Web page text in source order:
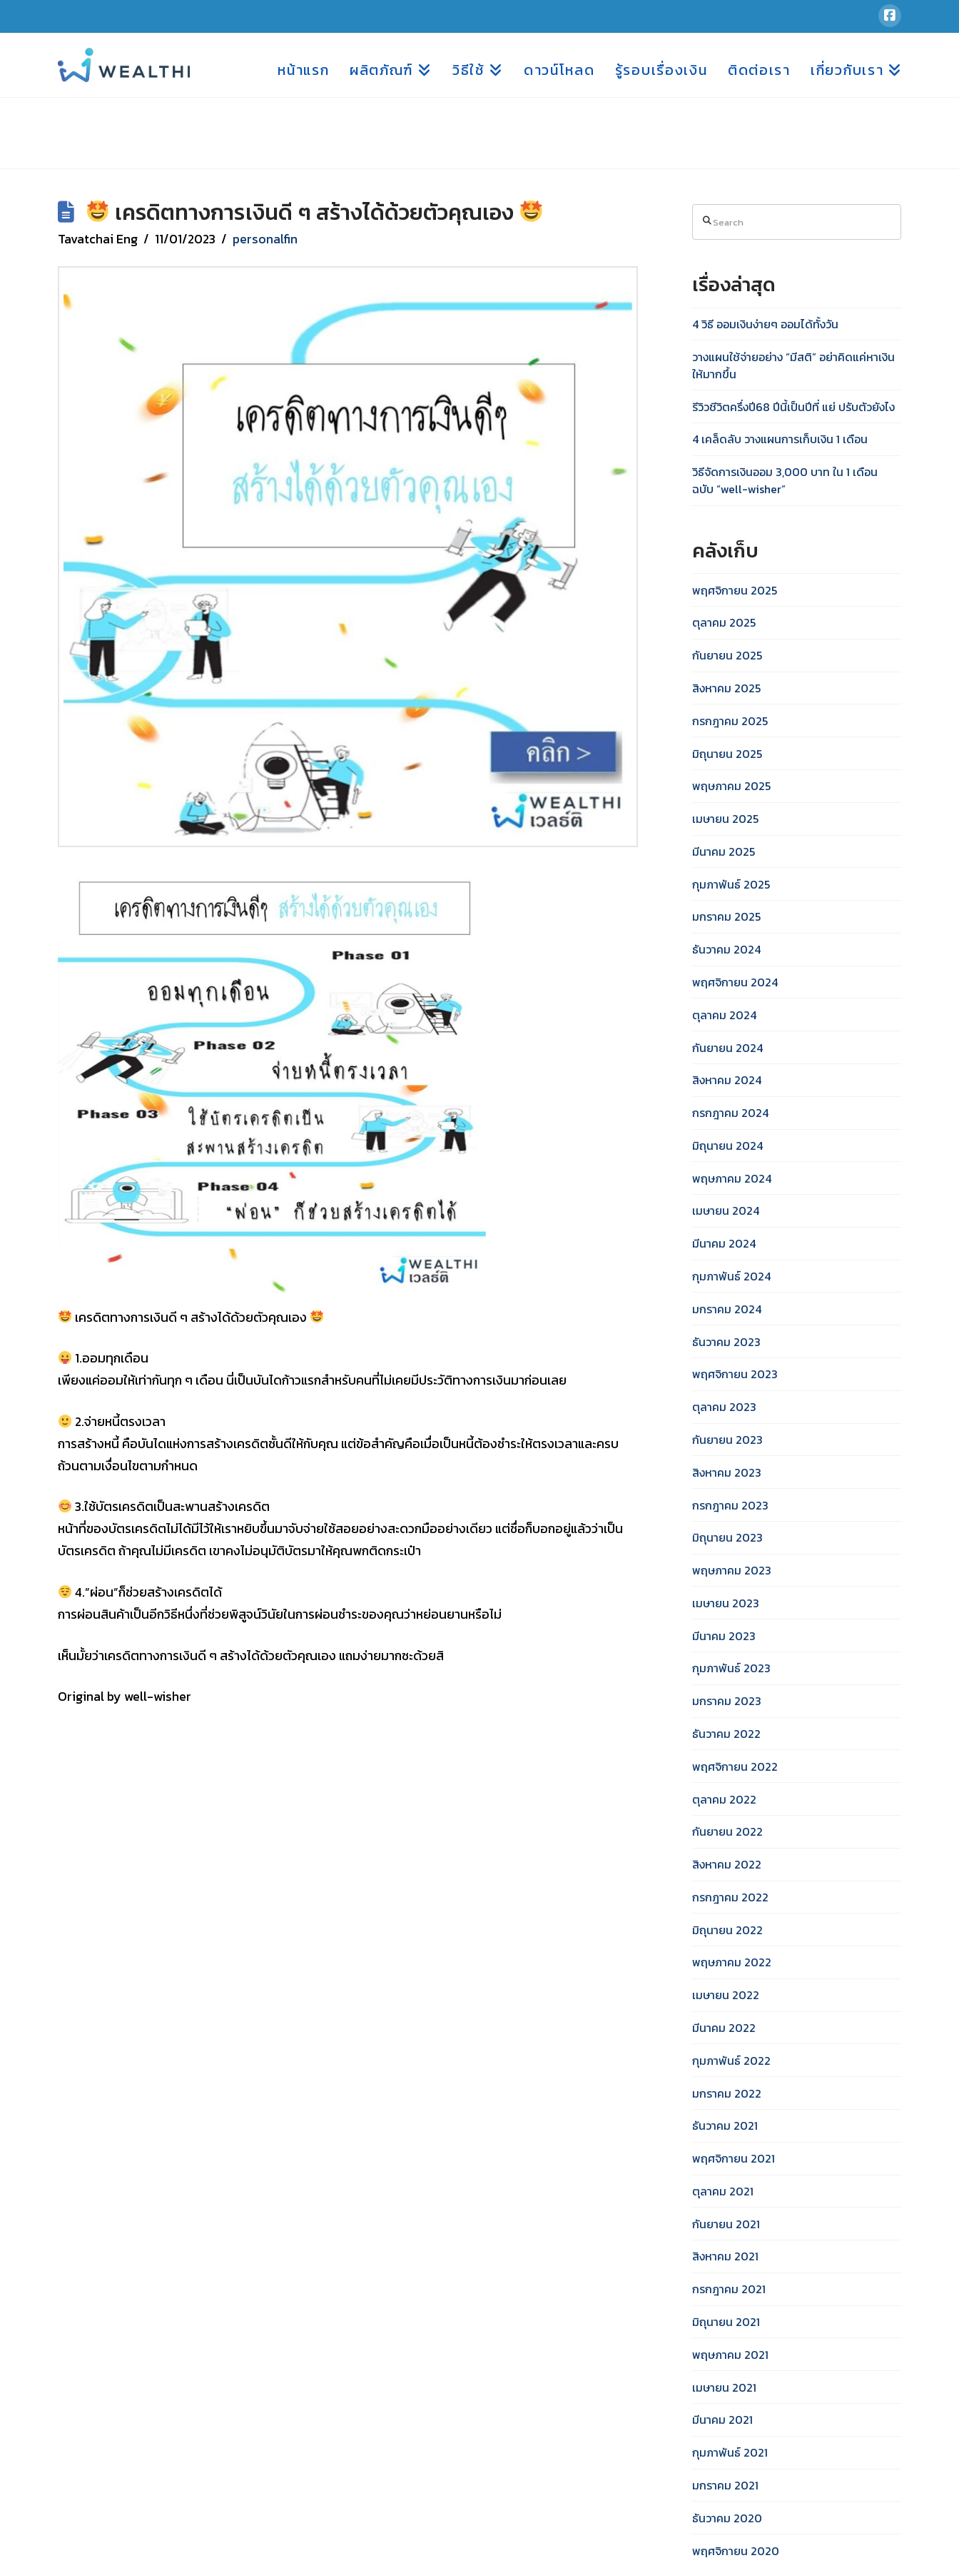
หน้าแรก ผลิตภัณฑ์ วิธีใช้ ดาวน์โหลด รู้รอบเรื่องเงิน ติดต่อเรา เกี่ยวกับเรา
เครดิตทางการเงินดี ๆ สร้างได้ด้วยตัวคุณเอง
Tavatchai Eng 11/01/2023 personalfin
เครดิตทางการเงินดี ๆ สร้างได้ด้วยตัวคุณเอง
1.ออมทุกเดือน
เพียงแค่ออมให้เท่ากันทุก ๆ เดือน นี่เป็นบันไดก้าวแรกสำหรับคนที่ไม่เคยมีประวัติทางการเงินมาก่อนเลย
2.จ่ายหนี้ตรงเวลา
การสร้างหนี้ คือบันไดแห่งการสร้างเครดิตชั้นดีให้กับคุณ แต่ข้อสำคัญคือเมื่อเป็นหนี้ต้องชำระให้ตรงเวลาและครบ
ถ้วนตามเงื่อนไขตามกำหนด
3.ใช้บัตรเครดิตเป็นสะพานสร้างเครดิต
หน้าที่ของบัตรเครดิตไม่ได้มีไว้ให้เราหยิบขึ้นมาจับจ่ายใช้สอยอย่างสะดวกมืออย่างเดียว แต่ชื่อก็บอกอยู่แล้วว่าเป็น
บัตรเครดิต ถ้าคุณไม่มีเครดิต เขาคงไม่อนุมัติบัตรมาให้คุณพกติดกระเป๋า
4.”ผ่อน”ก็ช่วยสร้างเครดิตได้
การผ่อนสินค้าเป็นอีกวิธีหนึ่งที่ช่วยพิสูจน์วินัยในการผ่อนชำระของคุณว่าหย่อนยานหรือไม่
เห็นมั้ยว่าเครดิตทางการเงินดี ๆ สร้างได้ด้วยตัวคุณเอง แถมง่ายมากซะด้วยสิ
Original by well-wisher
Search
เรื่องล่าสุด
4 วิธี ออมเงินง่ายๆ ออมได้ทั้งวัน
วางแผนใช้จ่ายอย่าง “มีสติ” อย่าคิดแค่หาเงิน
ให้มากขึ้น
รีวิวชีวิตครึ่งปี68 ปีนี้เป็นปีที่ แย่ ปรับตัวยังไง
4 เคล็ดลับ วางแผนการเก็บเงิน 1 เดือน
วิธีจัดการเงินออม 3,000 บาท ใน 1 เดือน
ฉบับ “well-wisher”
คลังเก็บ
พฤศจิกายน 2025
ตุลาคม 2025
กันยายน 2025
สิงหาคม 2025
กรกฎาคม 2025
มิถุนายน 2025
พฤษภาคม 2025
เมษายน 2025
มีนาคม 2025
กุมภาพันธ์ 2025
มกราคม 2025
ธันวาคม 2024
พฤศจิกายน 2024
ตุลาคม 2024
กันยายน 2024
สิงหาคม 2024
กรกฎาคม 2024
มิถุนายน 2024
พฤษภาคม 2024
เมษายน 2024
มีนาคม 2024
กุมภาพันธ์ 2024
มกราคม 2024
ธันวาคม 2023
พฤศจิกายน 2023
ตุลาคม 2023
กันยายน 2023
สิงหาคม 2023
กรกฎาคม 2023
มิถุนายน 2023
พฤษภาคม 2023
เมษายน 2023
มีนาคม 2023
กุมภาพันธ์ 2023
มกราคม 2023
ธันวาคม 2022
พฤศจิกายน 2022
ตุลาคม 2022
กันยายน 2022
สิงหาคม 2022
กรกฎาคม 2022
มิถุนายน 2022
พฤษภาคม 2022
เมษายน 2022
มีนาคม 2022
กุมภาพันธ์ 2022
มกราคม 2022
ธันวาคม 2021
พฤศจิกายน 2021
ตุลาคม 2021
กันยายน 2021
สิงหาคม 2021
กรกฎาคม 2021
มิถุนายน 2021
พฤษภาคม 2021
เมษายน 2021
มีนาคม 2021
กุมภาพันธ์ 2021
มกราคม 2021
ธันวาคม 2020
พฤศจิกายน 2020